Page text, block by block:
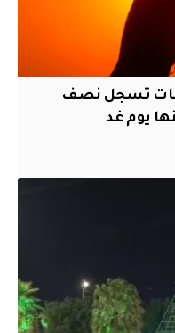
تسجل نصف
يوم غد